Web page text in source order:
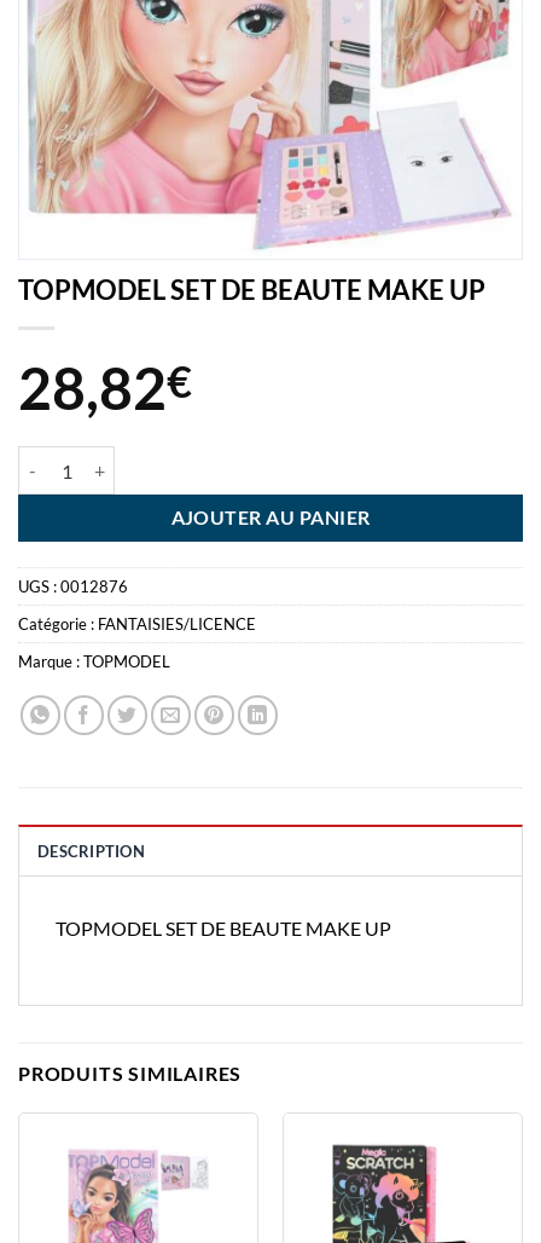
TOPMODEL SET DE BEAUTE MAKE UP
28,82€
AJOUTER AU PANIER
UGS :0012876
Catégorie : FANTAISIES/LICENCE
Marque :TOPMODEL
DESCRIPTION
TOPMODEL SET DE BEAUTE MAKE UP
PRODUITS SIMILAIRES